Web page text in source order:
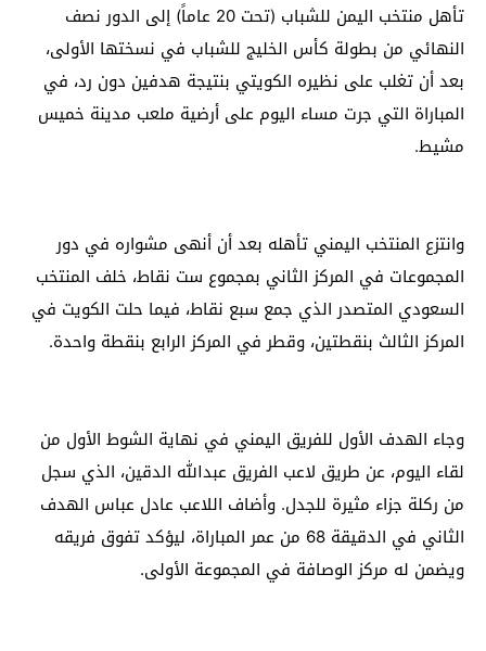
تأهل منتخب اليمن للشباب (تحت 20 عاماً) إلى الدور نصف
النهائي من بطولة كأس الخليج للشباب في نسختها الأولى،
بعد أن تغلب على نظيره الكويتي بنتيجة هدفين دون رد، في
المباراة التي جرت مساء اليوم على أرضية ملعب مدينة خميس
مشيط.
وانتزع المنتخب اليمني تأهله بعد أن أنهى مشواره في دور
المجموعات في المركز الثاني بمجموع ست نقاط، خلف المنتخب
السعودي المتصدر الذي جمع سبع نقاط، فيما حلت الكويت في
المركز الثالث بنقطتين، وقطر في المركز الرابع بنقطة واحدة.
وجاء الهدف الأول للفريق اليمني في نهاية الشوط الأول من
لقاء اليوم، عن طريق لاعب الفريق عبدالله الدقين، الذي سجل
من ركلة جزاء مثيرة للجدل. وأضاف اللاعب عادل عباس الهدف
الثاني في الدقيقة 68 من عمر المباراة، ليؤكد تفوق فريقه
ويضمن له مركز الوصافة في المجموعة الأولى.